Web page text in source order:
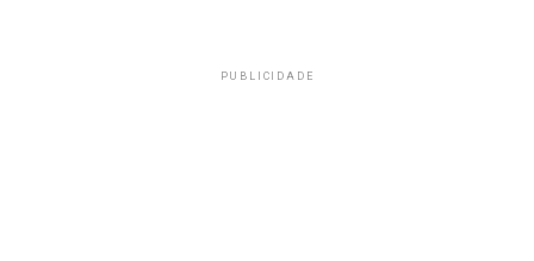
PUBLICIDADE